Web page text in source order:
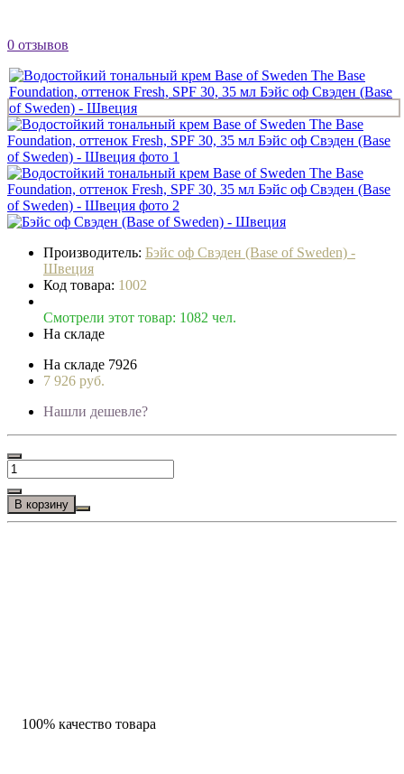
0 отзывов
Производитель: Бэйс оф Свэден (Base of Sweden) -
Швеция
Код товара: 1002
Смотрели этот товар: 1082 чел.
На складе
На складе 7926
7 926 руб.
Нашли дешевле?
В корзину
100% качество товара